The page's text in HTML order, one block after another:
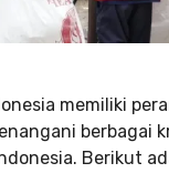
memiliki
berbagai
Berikut